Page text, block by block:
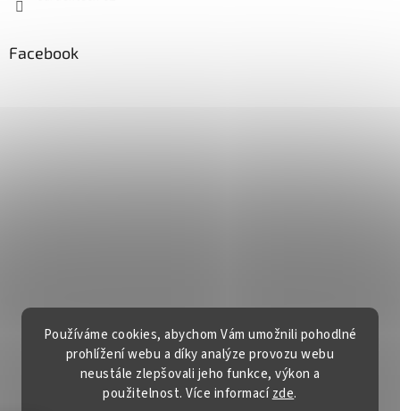
Používáme cookies, abychom Vám umožnili pohodlné
prohlížení webu a díky analýze provozu webu
neustále zlepšovali jeho funkce, výkon a
použitelnost. Více informacízde.
Facebook
Vytvořil Shoptet